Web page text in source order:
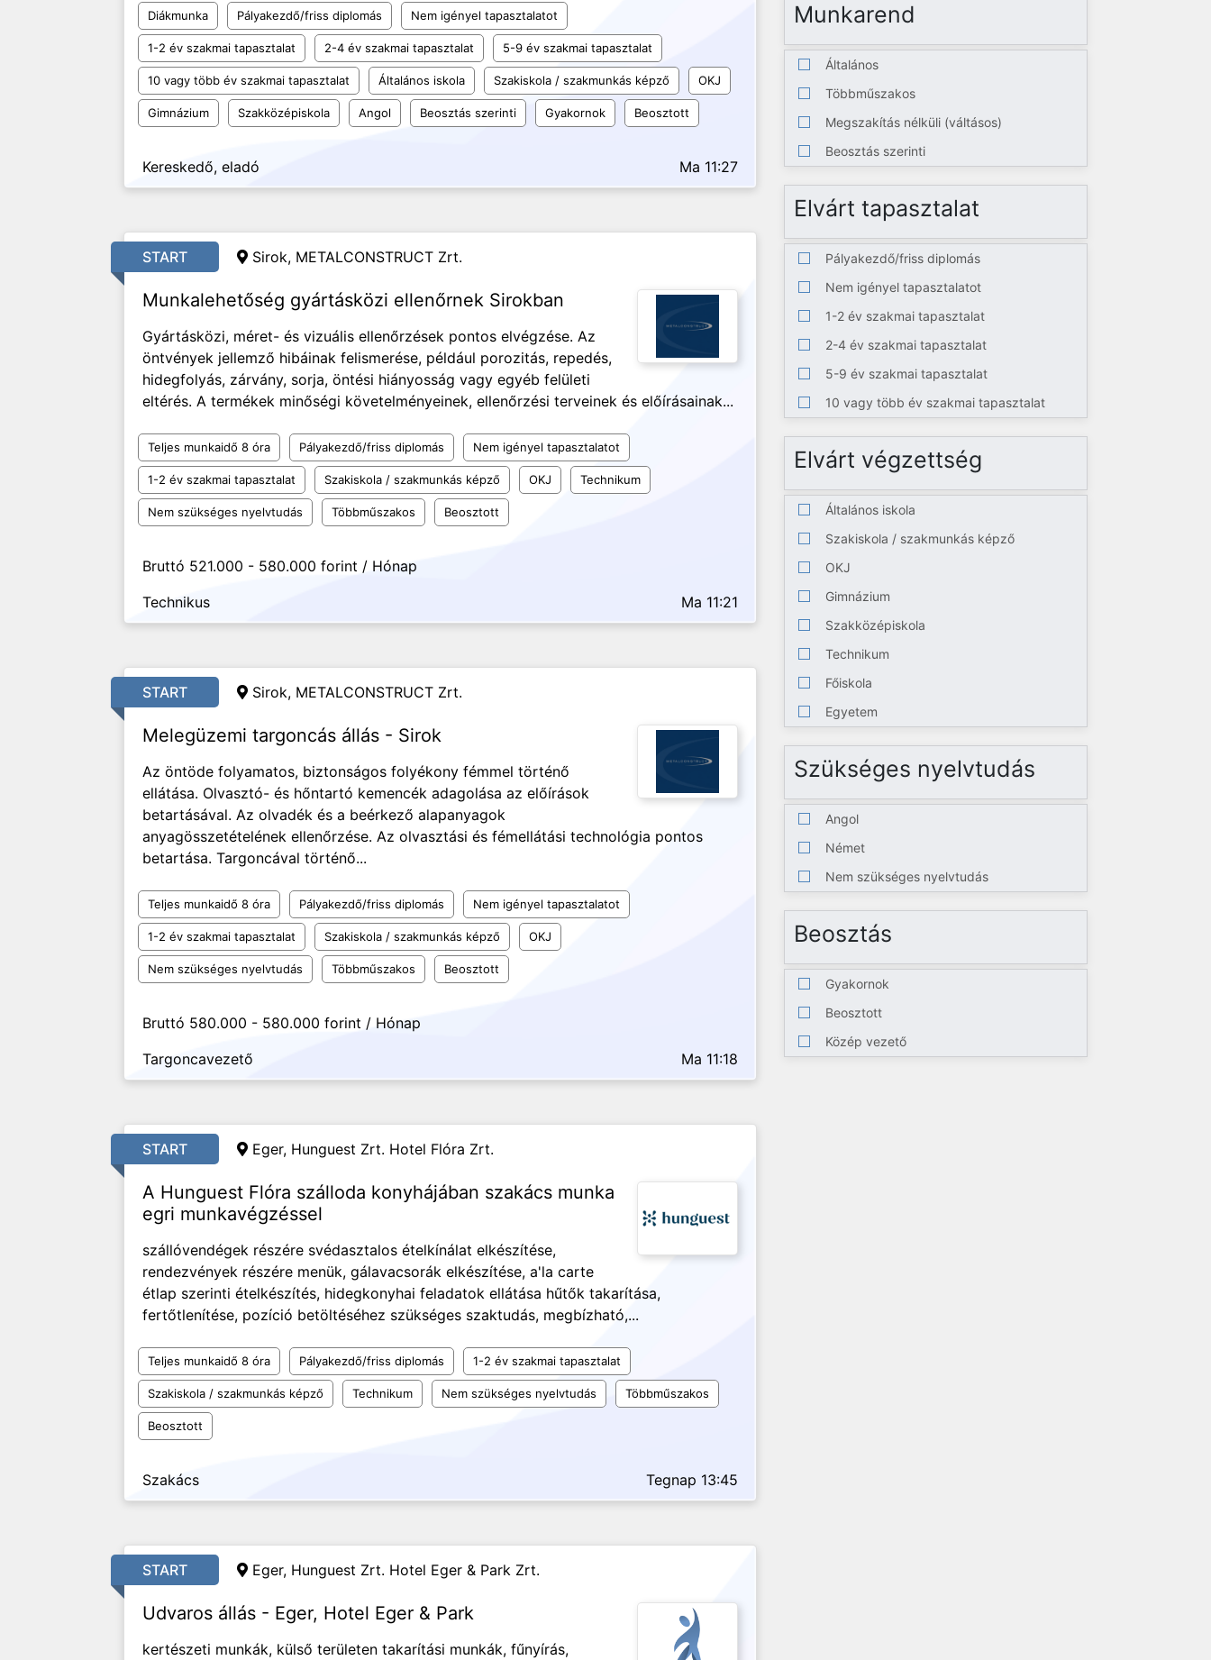
Diákmunka Pályakezdő/friss diplomás Nem igényel tapasztalatot
1-2 év szakmai tapasztalat 2-4 év szakmai tapasztalat 5-9 év szakmai tapasztalat
10 vagy több év szakmai tapasztalat Általános iskola Szakiskola / szakmunkás képző OKJ
Gimnázium Szakközépiskola Angol Beosztás szerinti Gyakornok Beosztott
Kereskedő, eladó Ma 11:27
START Sirok, METALCONSTRUCT Zrt.
Munkalehetőség gyártásközi ellenőrnek Sirokban
Gyártásközi, méret- és vizuális ellenőrzések pontos elvégzése. Az
öntvények jellemző hibáinak felismerése, például porozitás, repedés,
hidegfolyás, zárvány, sorja, öntési hiányosság vagy egyéb felületi
eltérés. A termékek minőségi követelményeinek, ellenőrzési terveinek és előírásainak...
Teljes munkaidő 8 óra Pályakezdő/friss diplomás Nem igényel tapasztalatot
1-2 év szakmai tapasztalat Szakiskola / szakmunkás képző OKJ Technikum
Nem szükséges nyelvtudás Többműszakos Beosztott
Bruttó 521.000 - 580.000 forint / Hónap
Technikus
Ma 11:21
START Sirok, METALCONSTRUCT Zrt.
Melegüzemi targoncás állás - Sirok
Az öntöde folyamatos, biztonságos folyékony fémmel történő
ellátása. Olvasztó- és hőntartó kemencék adagolása az előírások
betartásával. Az olvadék és a beérkező alapanyagok
anyagösszetételének ellenőrzése. Az olvasztási és fémellátási technológia pontos
betartása. Targoncával történő...
Teljes munkaidő 8 óra Pályakezdő/friss diplomás Nem igényel tapasztalatot
1-2 év szakmai tapasztalat Szakiskola / szakmunkás képző OKJ
Nem szükséges nyelvtudás Többműszakos Beosztott
Bruttó 580.000 - 580.000 forint / Hónap
Targoncavezető
Ma 11:18
START Eger, Hunguest Zrt. Hotel Flóra Zrt.
A Hunguest Flóra szálloda konyhájában szakács munka
egri munkavégzéssel
szállóvendégek részére svédasztalos ételkínálat elkészítése,
rendezvények részére menük, gálavacsorák elkészítése, a'la carte
étlap szerinti ételkészítés, hidegkonyhai feladatok ellátása hűtők takarítása,
fertőtlenítése, pozíció betöltéséhez szükséges szaktudás, megbízható,...
Teljes munkaidő 8 óra Pályakezdő/friss diplomás 1-2 év szakmai tapasztalat
Szakiskola / szakmunkás képző Technikum Nem szükséges nyelvtudás Többműszakos
Beosztott
Szakács Tegnap 13:45
START Eger, Hunguest Zrt. Hotel Eger & Park Zrt.
Udvaros állás - Eger, Hotel Eger & Park
kertészeti munkák, külső területen takarítási munkák, fűnyírás,
Munkarend
Általános
Többműszakos
Megszakítás nélküli (váltásos)
Beosztás szerinti
Elvárt tapasztalat
Pályakezdő/friss diplomás
Nem igényel tapasztalatot
1-2 év szakmai tapasztalat
2-4 év szakmai tapasztalat
5-9 év szakmai tapasztalat
10 vagy több év szakmai tapasztalat
Elvárt végzettség
Általános iskola
Szakiskola / szakmunkás képző
OKJ
Gimnázium
Szakközépiskola
Technikum
Főiskola
Egyetem
Szükséges nyelvtudás
Angol
Német
Nem szükséges nyelvtudás
Beosztás
Gyakornok
Beosztott
Közép vezető